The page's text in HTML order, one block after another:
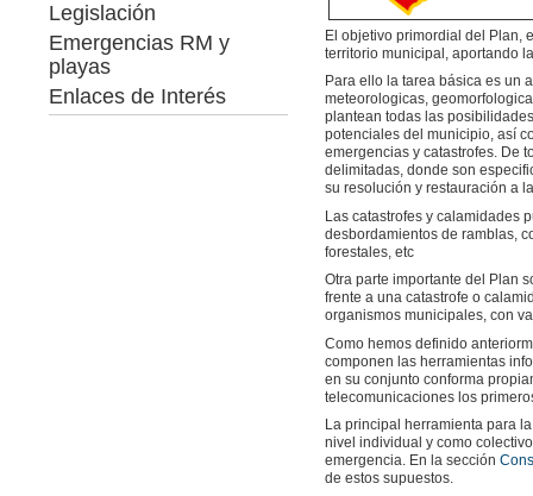
Legislación
Emergencias RM y
playas
Enlaces de Interés
El objetivo primordial del Plan,
territorio municipal, aportando
Para ello la tarea básica es un
meteorologicas,
plantean todas las
potenciales del municipio, así
emergencias y catastrofes. De
delimitadas, donde son
su resolución y restauración a
Las catastrofes y calamidades
desbordamientos de ramblas,
forestales, etc
Otra parte importante del Plan
frente a una catastrofe o
organismos municipales, con
Como hemos definido
componen las herramientas
en su conjunto conforma
telecomunicaciones los
La principal herramienta para
nivel individual y como
emergencia. En la sección
de estos supuestos.